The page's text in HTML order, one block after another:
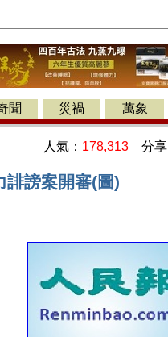
聞 災禍 萬象
人氣： 178,313 分享
誹謗案開審(圖)